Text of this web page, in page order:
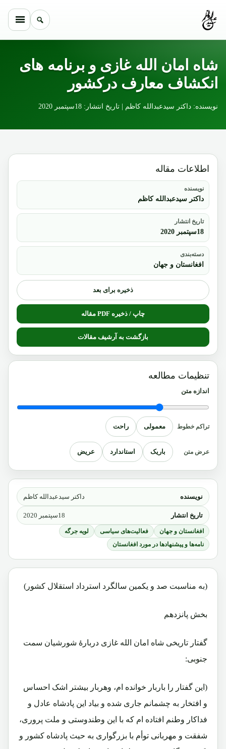
شاه امان الله غازی و برنامه های
انکشاف معارف درکشور
نویسنده: داکتر سیدعبدالله کاظم | تاریخ انتشار: 18سپتمبر 2020
نویسنده داکتر سیدعبدالله کاظم
تاریخ انتشار 18سپتمبر 2020
افغانستان و جهان فعالیت‌های سیاسی
لویه جرگه
نامه‌ها و پیشنهادها در مورد افغانستان
(به مناسبت صد و یکمین سالگرد استرداد استقلال کشور)
بخش پانزدهم
گفتار تاریخی شاه امان الله غازی دربارۀ شورشیان سمت
جنوبی:
(این گفتار را باربار خوانده ام، وهربار بیشتر اشک احساس
و افتخار به چشمانم جاری شده و بیاد این پادشاه عادل و
فداکار وطنم افتاده ام که با این وطندوستی و ملت پروری،
شفقت و مهربانی توأم با بزرگواری به حیث پادشاه کشور و
اطلاعات مقاله
نویسنده
داکتر سیدعبدالله کاظم
تاریخ انتشار
18سپتمبر 2020
دسته‌بندی
افغانستان و جهان
ذخیره برای بعد
چاپ / ذخیره PDF مقاله
بازگشت به آرشیف مقالات
تنظیمات مطالعه
اندازه متن
تراکم خطوط معمولی راحت
عرض متن باریک استاندارد عریض